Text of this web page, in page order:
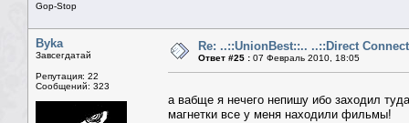
Gop-Stop
Byka
Завсегдатай
Репутация: 22
Сообщений: 323
Re: ..::UnionBest::.. ..::Direct
Ответ #25 : 07 Февраль 2010, 18:05
а вабще я нечего непишу ибо заходил
магнетки все у меня находили фильмы!